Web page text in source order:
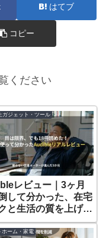
はてブ
コピー
ください
ガジェット・ツール
レビュー｜3ヶ月
して分かった、在宅
と生活の質を上げる
ホーム・家電